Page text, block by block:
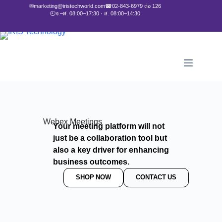
✉marketing@iristechworld.com☎02-843-6979 ต่อ 126
🕘จ.–ศ. 08:00–17:30 · ส. 08:00–14:30
Webex Meetings
Your meeting platform will not
just be a collaboration tool but
also a key driver for enhancing
business outcomes.
SHOP NOW CONTACT US